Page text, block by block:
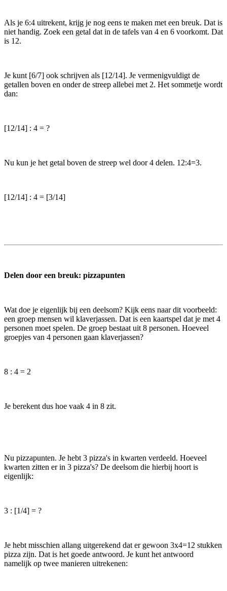
Als je 6:4 uitrekent, krijg je nog eens te maken met een breuk. Dat is
niet handig. Zoek een getal dat in de tafels van 4 en 6 voorkomt. Dat
is 12.
Je kunt [6/7] ook schrijven als [12/14]. Je vermenigvuldigt de
getallen boven en onder de streep allebei met 2. Het sommetje wordt
dan:
[12/14] : 4 = ?
Nu kun je het getal boven de streep wel door 4 delen. 12:4=3.
[12/14] : 4 = [3/14]
Delen door een breuk: pizzapunten
Wat doe je eigenlijk bij een deelsom? Kijk eens naar dit voorbeeld:
een groep mensen wil klaverjassen. Dat is een kaartspel dat je met 4
personen moet spelen. De groep bestaat uit 8 personen. Hoeveel
groepjes van 4 personen gaan klaverjassen?
8 : 4 = 2
Je berekent dus hoe vaak 4 in 8 zit.
Nu pizzapunten. Je hebt 3 pizza's in kwarten verdeeld. Hoeveel
kwarten zitten er in 3 pizza's? De deelsom die hierbij hoort is
eigenlijk:
3 : [1/4] = ?
Je hebt misschien allang uitgerekend dat er gewoon 3x4=12 stukken
pizza zijn. Dat is het goede antwoord. Je kunt het antwoord
namelijk op twee manieren uitrekenen: